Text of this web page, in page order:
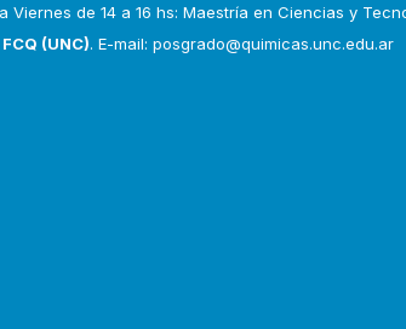
de 14 a 16 hs: Maestría en Ciencias y
FCQ (UNC). E-mail: posgrado@quimicas.unc.edu.ar